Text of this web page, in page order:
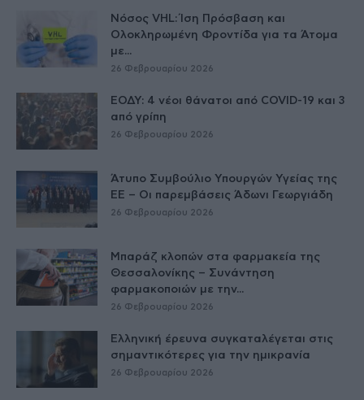
Νόσος VHL: Ίση Πρόσβαση και
Ολοκληρωμένη Φροντίδα για τα Άτομα
με...
26 Φεβρουαρίου 2026
ΕΟΔΥ: 4 νέοι θάνατοι από COVID-19 και 3
από γρίπη
26 Φεβρουαρίου 2026
Άτυπο Συμβούλιο Υπουργών Υγείας της
ΕE – Οι παρεμβάσεις Άδωνι Γεωργιάδη
26 Φεβρουαρίου 2026
Μπαράζ κλοπών στα φαρμακεία της
Θεσσαλονίκης – Συνάντηση
φαρμακοποιών με την...
26 Φεβρουαρίου 2026
Ελληνική έρευνα συγκαταλέγεται στις
σημαντικότερες για την ημικρανία
26 Φεβρουαρίου 2026